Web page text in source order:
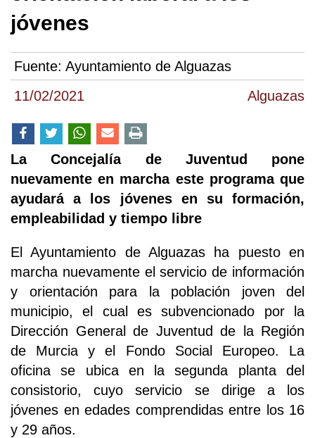
11/02/2021 Alguazas
jóvenes
Fuente: Ayuntamiento de Alguazas
La Concejalía de Juventud pone
nuevamente en marcha este programa que
ayudará a los jóvenes en su formación,
empleabilidad y tiempo libre
El Ayuntamiento de Alguazas ha puesto en
marcha nuevamente el servicio de información
y orientación para la población joven del
municipio, el cual es subvencionado por la
Dirección General de Juventud de la Región
de Murcia y el Fondo Social Europeo. La
oficina se ubica en la segunda planta del
consistorio, cuyo servicio se dirige a los
jóvenes en edades comprendidas entre los 16
y 29 años.